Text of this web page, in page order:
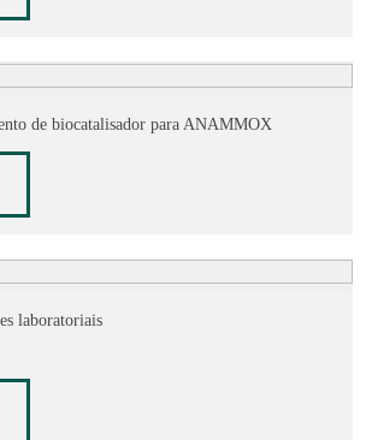
de biocatalisador para ANAMMOX
laboratoriais